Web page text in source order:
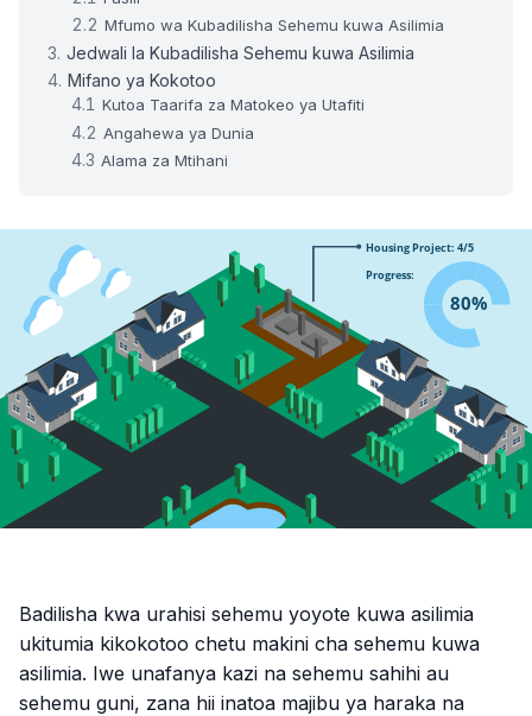
Mfumo wa Kubadilisha Sehemu kuwa Asilimia
Jedwali la Kubadilisha Sehemu kuwa Asilimia
Mifano ya Kokotoo
Kutoa Taarifa za Matokeo ya Utafiti
Angahewa ya Dunia
Alama za Mtihani
Badilisha kwa urahisi sehemu yoyote kuwa asilimia
ukitumia kikokotoo chetu makini cha sehemu kuwa
asilimia. Iwe unafanya kazi na sehemu sahihi au
sehemu guni, zana hii inatoa majibu ya haraka na